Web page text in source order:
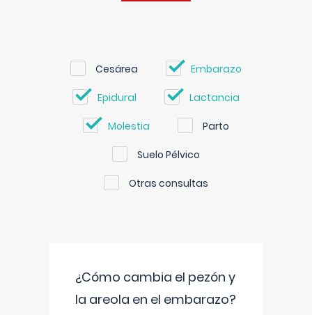
Cesárea Embarazo
Epidural Lactancia
Molestia Parto
Suelo Pélvico
Otras consultas
¿Cómo cambia el pezón y
la areola en el embarazo?